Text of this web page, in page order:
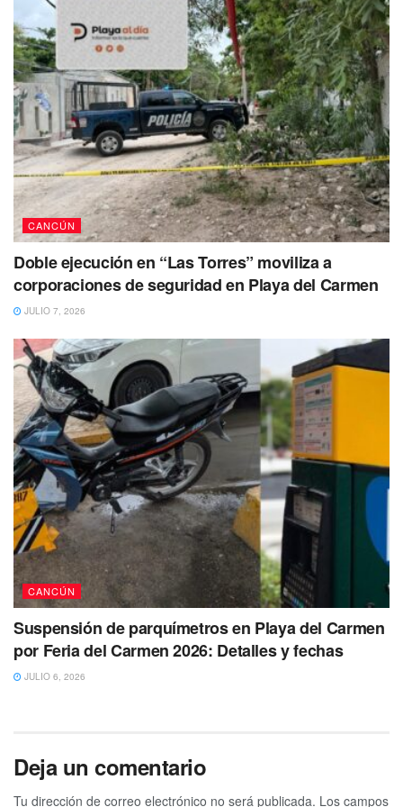
CANCÚN
Doble ejecución en “Las Torres” moviliza a
corporaciones de seguridad en Playa del Carmen
JULIO 7, 2026
CANCÚN
Suspensión de parquímetros en Playa del Carmen
por Feria del Carmen 2026: Detalles y fechas
JULIO 6, 2026
Deja un comentario
Tu dirección de correo electrónico no será publicada. Los campos